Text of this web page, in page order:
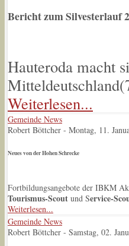
Bericht zum Silvesterlauf
Hauteroda macht
Mitteldeutschland(
Weiterlesen...
Gemeinde News
Robert Böttcher - Montag, 11.
Neues von der Hohen Schrecke
Fortbildungsangebote der IBKM
Tourismus-Scout und Service-
Weiterlesen...
Gemeinde News
Robert Böttcher - Samstag, 02.